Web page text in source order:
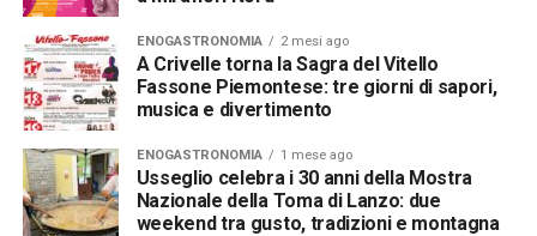
ENOGASTRONOMIA 2 mesi ago
A Crivelle torna la Sagra del Vitello
Fassone Piemontese: tre giorni di sapori,
musica e divertimento
ENOGASTRONOMIA 1 mese ago
Usseglio celebra i 30 anni della Mostra
Nazionale della Toma di Lanzo: due
weekend tra gusto, tradizioni e montagna